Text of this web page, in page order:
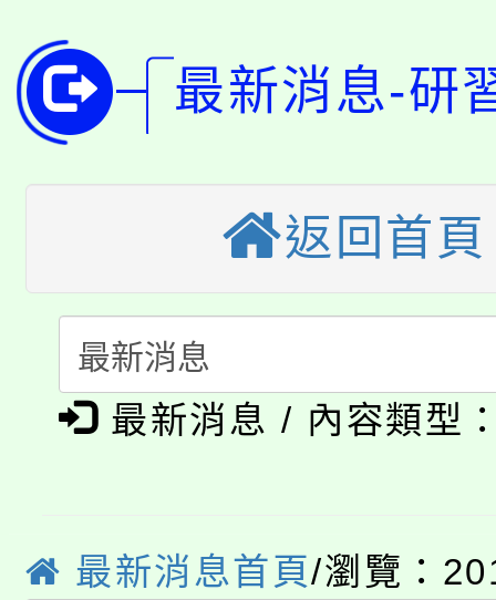
代理(課)教師甄選結果(
公告本校115學年度第
代理(課)教師甄選結果(
轉知中國文化大學推廣
《TA101》溝通分析基
程，歡迎學生輔導中心
心理、諮商輔導、社會
系所師生報名參加。
轉知苗栗縣政府辦理
縣市「校園短影音徵
門員」簡章及活動海報
踴躍報名參加。
桃園市115學年度學生
要點
「桃園市補助參觀特色
展演活動實施計畫」
115年度「教育部表揚
義教育推展貢獻獎」
公告本校115學年度第
生本土語及新住民語歌
公告本校115學年度第
最新消息-研
返回首頁
最新消息 / 內容類型
最新消息首頁/瀏覽：